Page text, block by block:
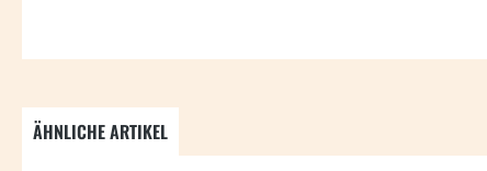
ÄHNLICHE ARTIKEL